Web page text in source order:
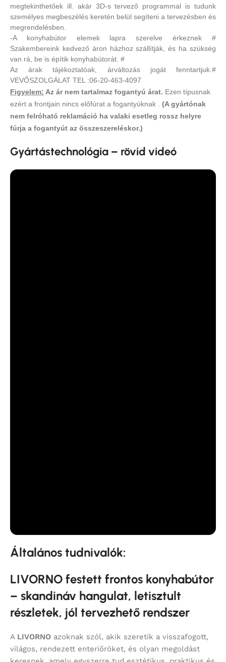
megtekinthetőek ill. akár 3D-s tervező programmal is tudunk
személyes megbeszélés keretén belül segíteni a tervezésben és
megrendelésben.
-A konyhabútor elemek lapra szerelve érkeznek #
Szakembereink kedvező áron házhoz szállítják, és ha szükség
van rá, be is építik konyhabútorát. #
Az árak tájékoztatóak, árváltozás jogát fenntartjuk.#
VEVŐSZOLGÁLAT TEL :06-20-463-4097
Figyelem: Az ár nem tartalmaz fogantyú árat. Ezen típusnak
ezért a frontjain nincs előfúrat a fogantyúknak . (A gyártónak
nem felróható reklamáció ha valaki esetleg rossz helyre
fúrja a fogantyút az összeszereléskor.)
Gyártástechnológia – rövid videó
Általános tudnivalók:
LIVORNO festett frontos konyhabútor
– skandináv hangulat, letisztult
részletek, jól tervezhető rendszer
A LIVORNO azoknak szól, akik szeretik a visszafogott,
világos, rendezett enteriőröket, és olyan megoldást